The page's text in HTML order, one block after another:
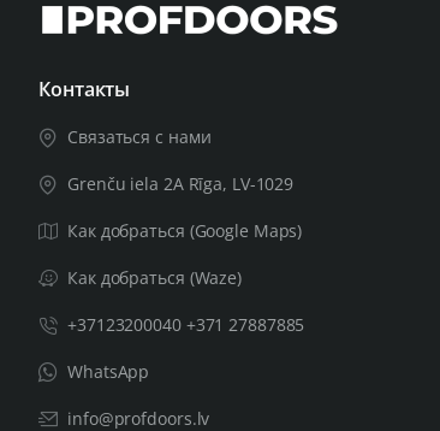
Контакты
Связаться с нами
Grenču iela 2A Rīga, LV-1029
Как добраться (Google Maps)
Как добраться (Waze)
+37123200040 +371 27887885
WhatsApp
info@profdoors.lv